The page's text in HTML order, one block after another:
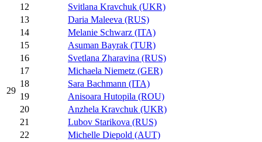
29
12
Svitlana Kravchuk (UKR)
13
Daria Maleeva (RUS)
14
Melanie Schwarz (ITA)
15
Asuman Bayrak (TUR)
16
Svetlana Zharavina (RUS)
17
Michaela Niemetz (GER)
18
Sara Bachmann (ITA)
19
Anisoara Hutopila (ROU)
20
Anzhela Kravchuk (UKR)
21
Lubov Starikova (RUS)
22
Michelle Diepold (AUT)